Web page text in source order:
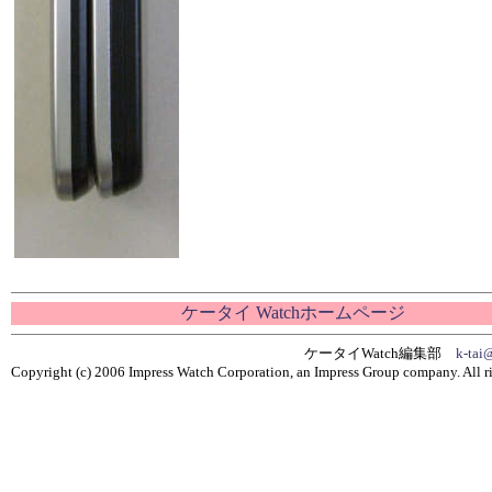
ケータイ Watchホームページ
ケータイWatch編集部 k-
Copyright (c) 2006 Impress Watch Corporation, an Impress Group company. All